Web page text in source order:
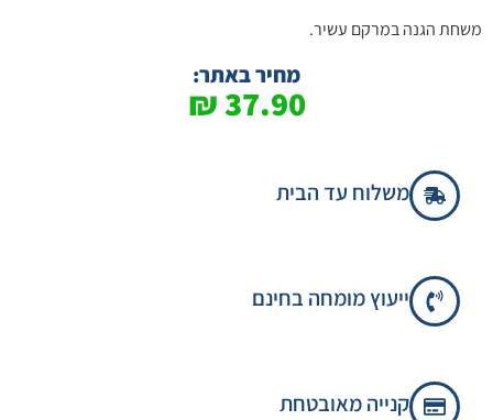
משחת הגנה במרקם עשיר.
מחיר באתר:
37.90
₪
משלוח עד הבית
ייעוץ מומחה בחינם
קנייה מאובטחת